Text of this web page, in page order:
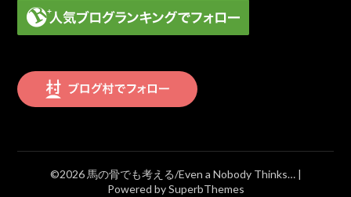
©2026 馬の骨でも考える/Even a Nobody Thinks… |
Powered bySuperbThemes